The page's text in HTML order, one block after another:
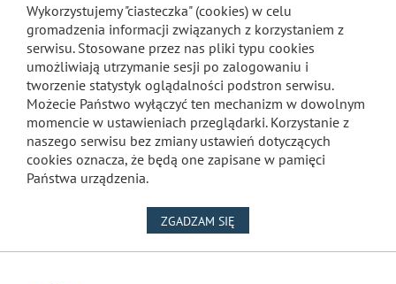
Wykorzystujemy "ciasteczka" (cookies) w celu
gromadzenia informacji związanych z korzystaniem z
serwisu. Stosowane przez nas pliki typu cookies
umożliwiają utrzymanie sesji po zalogowaniu i
tworzenie statystyk oglądalności podstron serwisu.
Możecie Państwo wyłączyć ten mechanizm w dowolnym
momencie w ustawieniach przeglądarki. Korzystanie z
naszego serwisu bez zmiany ustawień dotyczących
cookies oznacza, że będą one zapisane w pamięci
Państwa urządzenia.
ZGADZAM SIĘ